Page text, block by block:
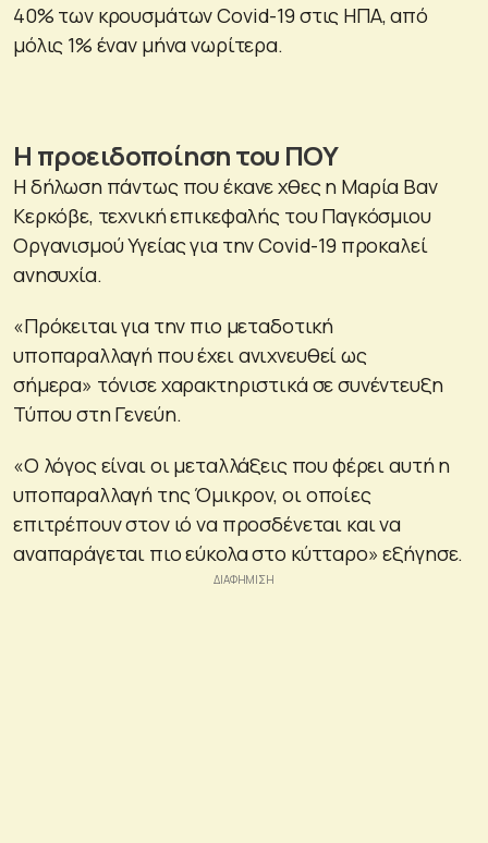
40% των κρουσμάτων Covid-19 στις ΗΠΑ, από
μόλις 1% έναν μήνα νωρίτερα.
Η προειδοποίηση του ΠΟΥ
Η δήλωση πάντως που έκανε χθες η Μαρία Βαν
Κερκόβε, τεχνική επικεφαλής του Παγκόσμιου
Οργανισμού Υγείας για την Covid-19 προκαλεί
ανησυχία.
«Πρόκειται για την πιο μεταδοτική
υποπαραλλαγή που έχει ανιχνευθεί ως
σήμερα» τόνισε χαρακτηριστικά σε συνέντευξη
Τύπου στη Γενεύη.
«Ο λόγος είναι οι μεταλλάξεις που φέρει αυτή η
υποπαραλλαγή της Όμικρον, οι οποίες
επιτρέπουν στον ιό να προσδένεται και να
αναπαράγεται πιο εύκολα στο κύτταρο» εξήγησε.